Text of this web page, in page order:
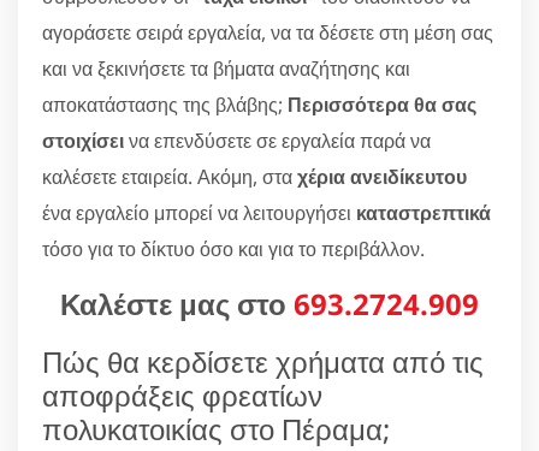
αγοράσετε σειρά εργαλεία, να τα δέσετε στη μέση σας
και να ξεκινήσετε τα βήματα αναζήτησης και
αποκατάστασης της βλάβης; Περισσότερα θα σας
στοιχίσεινα επενδύσετε σε εργαλεία παρά να
καλέσετε εταιρεία. Ακόμη, σταχέρια ανειδίκευτου
ένα εργαλείο μπορεί να λειτουργήσει καταστρεπτικά
τόσο για το δίκτυο όσο και για το περιβάλλον.
Καλέστε μας στο 693.2724.909
Πώς θα κερδίσετε χρήματα από τις
αποφράξεις φρεατίων
πολυκατοικίας στο Πέραμα;